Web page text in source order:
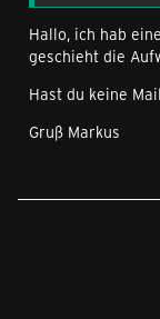
Hallo, ich hab
geschieht die
Hast du keine
Gruß Markus